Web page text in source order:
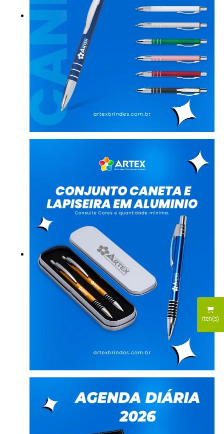
iten(s)